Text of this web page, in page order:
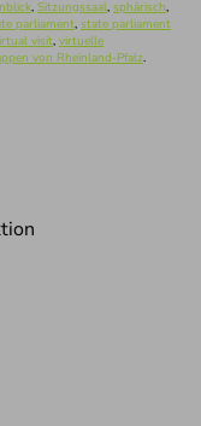
, Sitzungssaal, sphärisch,
parliament, state parliament
visit, virtuelle
von Rheinland-Pfalz.